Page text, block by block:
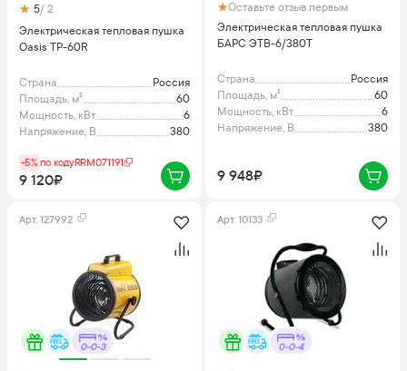
5/ 2
Электрическая тепловая пушка
Oasis TP-60R
Страна
Россия
Площадь, м²
60
Мощность, кВт
6
Напряжение, В
380
-5%по кодуRRM071191
9 120₽
Оставьте отзыв первым
Электрическая тепловая пушка
БАРС ЭТВ-6/380Т
Страна
Россия
Площадь, м²
60
Мощность, кВт
6
Напряжение, В
380
9 948₽
Арт. 127992
0-0-3
Арт. 10133
0-0-4